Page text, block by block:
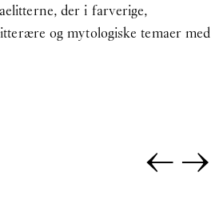
der i farverige,
og mytologiske temaer med
←→